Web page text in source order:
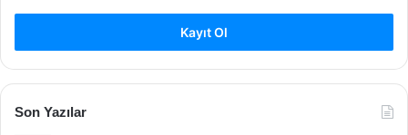
Kayıt Ol
Son Yazılar